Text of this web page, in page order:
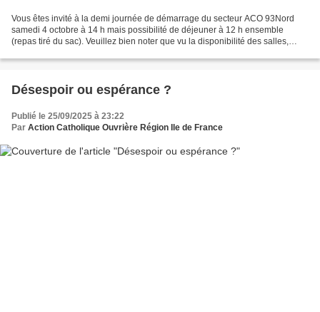
Vous êtes invité à la demi journée de démarrage du secteur ACO 93Nord
samedi 4 octobre à 14 h mais possibilité de déjeuner à 12 h ensemble
(repas tiré du sac). Veuillez bien noter que vu la disponibilité des salles,
Désespoir ou espérance ?
Publié le 25/09/2025 à 23:22
Par Action Catholique Ouvrière Région Ile de France